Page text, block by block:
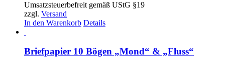
Umsatzsteuerbefreit gemäß UStG §19
zzgl. Versand
In den Warenkorb Details
Briefpapier 10 Bögen „Mond“ & „Fluss“